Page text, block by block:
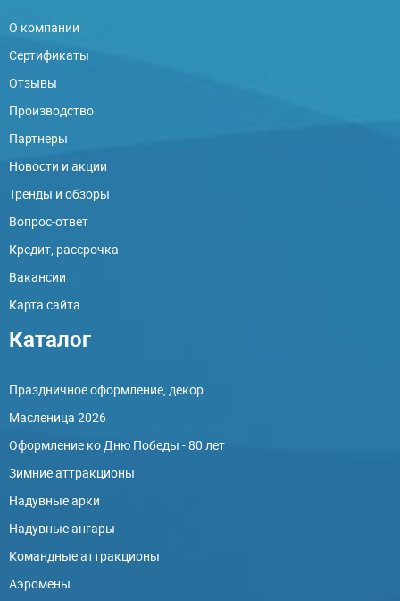
О компании
Сертификаты
Отзывы
Производство
Партнеры
Новости и акции
Тренды и обзоры
Вопрос-ответ
Кредит, рассрочка
Вакансии
Карта сайта
Каталог
Праздничное оформление, декор
Масленица 2026
Оформление ко Дню Победы - 80 лет
Зимние аттракционы
Надувные арки
Надувные ангары
Командные аттракционы
Аэромены